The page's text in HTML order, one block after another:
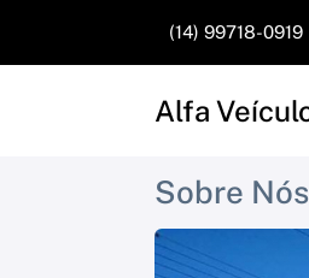
(14) 99718-0919
Sobre Nós